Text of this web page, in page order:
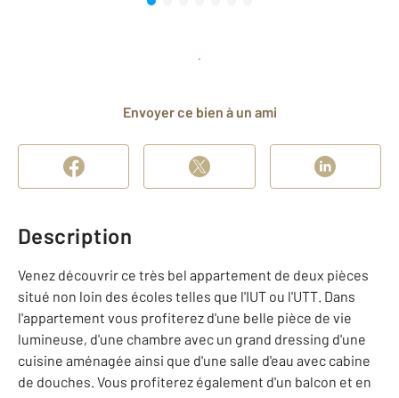
Envoyer ce bien à un ami
Description
Venez découvrir ce très bel appartement de deux pièces
situé non loin des écoles telles que l'IUT ou l'UTT. Dans
l'appartement vous profiterez d'une belle pièce de vie
lumineuse, d'une chambre avec un grand dressing d'une
cuisine aménagée ainsi que d'une salle d'eau avec cabine
de douches. Vous profiterez également d'un balcon et en